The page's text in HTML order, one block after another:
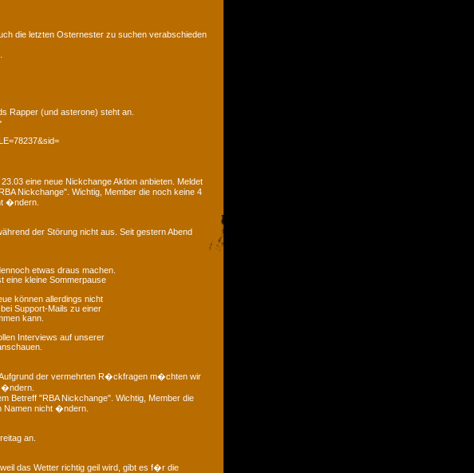
die letzten Osternester zu suchen verabschieden
Rapper (und asterone) steht an.
eine neue Nickchange Aktion anbieten. Meldet
Nickchange". Wichtig, Member die noch keine 4
�ndern.
der Störung nicht aus. Seit gestern Abend
etwas draus machen.
eine kleine Sommerpause
können allerdings nicht
Support-Mails zu einer
kann.
Interviews auf unserer
der vermehrten R�ckfragen m�chten wir
�ndern.
Betreff "RBA Nickchange". Wichtig, Member die
Namen nicht �ndern.
an.
das Wetter richtig geil wird, gibt es f�r die